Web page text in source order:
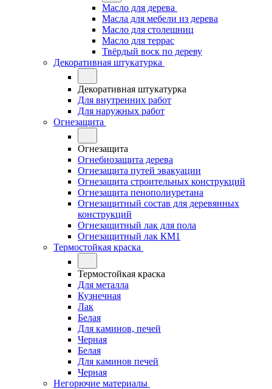
Масло для дерева
Масла для мебели из дерева
Масло для столешниц
Масло для террас
Твёрдый воск по дереву
Декоративная штукатурка
Декоративная штукатурка
Для внутренних работ
Для наружных работ
Огнезащита
Огнезащита
Огнебиозащита дерева
Огнезащита путей эвакуации
Огнезащита строительных конструкций
Огнезащита пенополиуретана
Огнезащитный состав для деревянных
конструкций
Огнезащитный лак для пола
Огнезащитный лак КМ1
Термостойкая краска
Термостойкая краска
Для металла
Кузнечная
Лак
Белая
Для каминов, печей
Черная
Белая
Для каминов печей
Черная
Негорючие материалы